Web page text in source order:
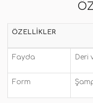
ÖZELLIKLER
Fayda Deri
Form